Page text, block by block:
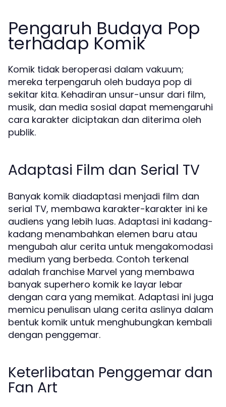
Pengaruh Budaya Pop
terhadap Komik
Komik tidak beroperasi dalam vakuum;
mereka terpengaruh oleh budaya pop di
sekitar kita. Kehadiran unsur-unsur dari film,
musik, dan media sosial dapat memengaruhi
cara karakter diciptakan dan diterima oleh
publik.
Adaptasi Film dan Serial TV
Banyak komik diadaptasi menjadi film dan
serial TV, membawa karakter-karakter ini ke
audiens yang lebih luas. Adaptasi ini kadang-
kadang menambahkan elemen baru atau
mengubah alur cerita untuk mengakomodasi
medium yang berbeda. Contoh terkenal
adalah franchise Marvel yang membawa
banyak superhero komik ke layar lebar
dengan cara yang memikat. Adaptasi ini juga
memicu penulisan ulang cerita aslinya dalam
bentuk komik untuk menghubungkan kembali
dengan penggemar.
Keterlibatan Penggemar dan
Fan Art